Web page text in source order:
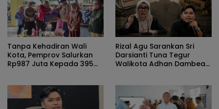
Tanpa Kehadiran Wali
Kota, Pemprov Salurkan
Rp987 Juta Kepada 395
Rizal Agu Sarankan Sri
Darsianti Tuna Tegur
Walikota Adhan Dambea